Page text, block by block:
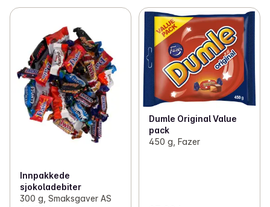
Innpakkede
sjokoladebiter
300 g, Smaksgaver AS
Dumle Original Value
pack
450 g, Fazer